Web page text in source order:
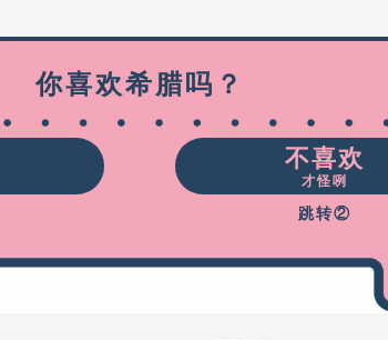
你喜欢希腊吗？
不喜欢
才怪咧
跳转②